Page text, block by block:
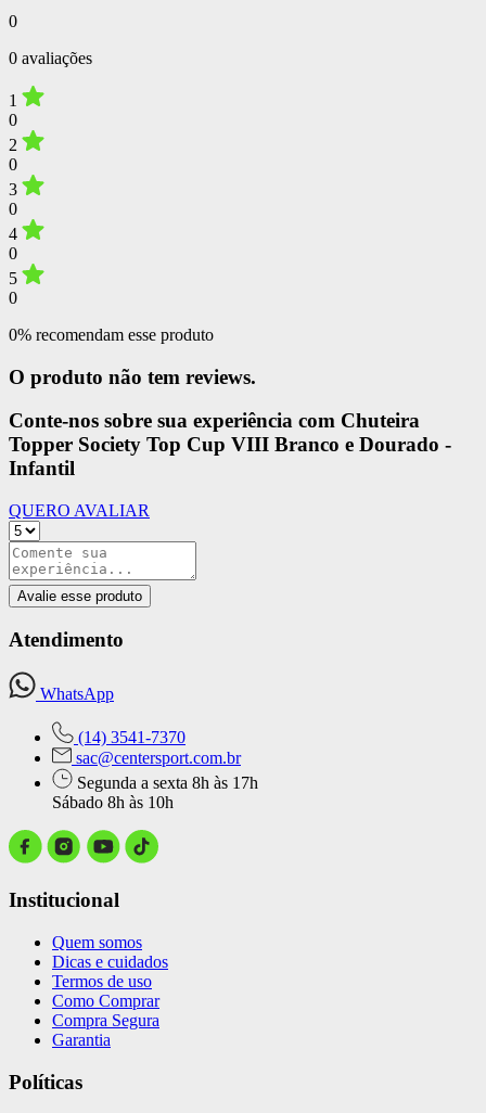
0
0 avaliações
1
0
2
0
3
0
4
0
5
0
0% recomendam esse produto
O produto não tem reviews.
Conte-nos sobre sua experiência com Chuteira
Topper Society Top Cup VIII Branco e Dourado -
Infantil
QUERO AVALIAR
Avalie esse produto
Atendimento
WhatsApp
(14) 3541-7370
sac@centersport.com.br
Segunda a sexta 8h às 17h
Sábado 8h às 10h
Institucional
Quem somos
Dicas e cuidados
Termos de uso
Como Comprar
Compra Segura
Garantia
Políticas